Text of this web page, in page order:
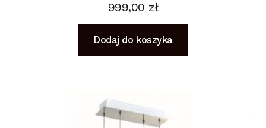
999,00 zł
Dodaj do koszyka